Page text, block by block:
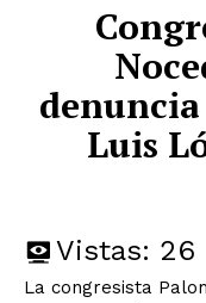
Luis
Vistas: 26
La congresista